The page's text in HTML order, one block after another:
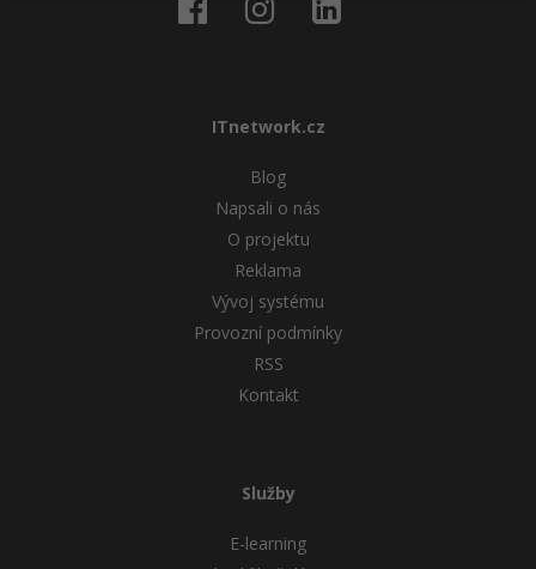
ITnetwork.cz
Blog
Napsali o nás
O projektu
Reklama
Vývoj systému
Provozní podmínky
RSS
Kontakt
Služby
E-learning